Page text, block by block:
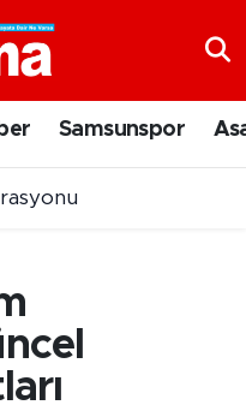
Samsunspor
ve Fikstür